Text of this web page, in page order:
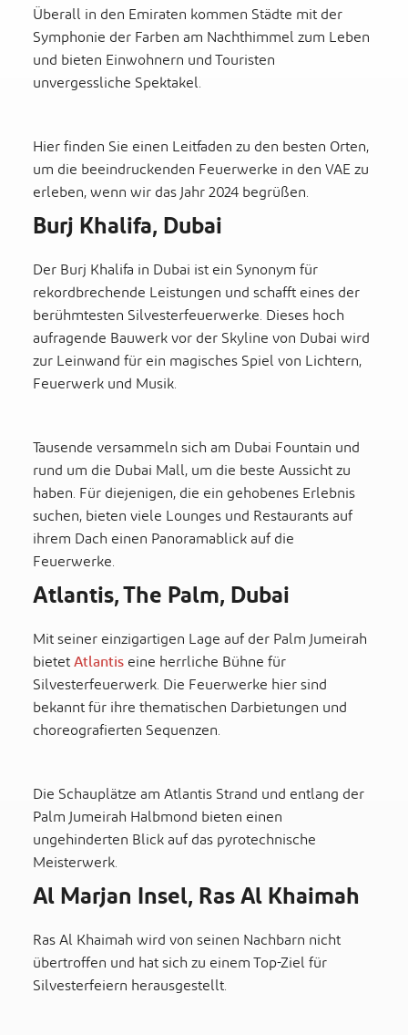
Überall in den Emiraten kommen Städte mit der
Symphonie der Farben am Nachthimmel zum Leben
und bieten Einwohnern und Touristen
unvergessliche Spektakel.
Hier finden Sie einen Leitfaden zu den besten Orten,
um die beeindruckenden Feuerwerke in den VAE zu
erleben, wenn wir das Jahr 2024 begrüßen.
Burj Khalifa, Dubai
Der Burj Khalifa in Dubai ist ein Synonym für
rekordbrechende Leistungen und schafft eines der
berühmtesten Silvesterfeuerwerke. Dieses hoch
aufragende Bauwerk vor der Skyline von Dubai wird
zur Leinwand für ein magisches Spiel von Lichtern,
Feuerwerk und Musik.
Tausende versammeln sich am Dubai Fountain und
rund um die Dubai Mall, um die beste Aussicht zu
haben. Für diejenigen, die ein gehobenes Erlebnis
suchen, bieten viele Lounges und Restaurants auf
ihrem Dach einen Panoramablick auf die
Feuerwerke.
Atlantis, The Palm, Dubai
Mit seiner einzigartigen Lage auf der Palm Jumeirah
bietetAtlantiseine herrliche Bühne für
Silvesterfeuerwerk. Die Feuerwerke hier sind
bekannt für ihre thematischen Darbietungen und
choreografierten Sequenzen.
Die Schauplätze am Atlantis Strand und entlang der
Palm Jumeirah Halbmond bieten einen
ungehinderten Blick auf das pyrotechnische
Meisterwerk.
Al Marjan Insel, Ras Al Khaimah
Ras Al Khaimah wird von seinen Nachbarn nicht
übertroffen und hat sich zu einem Top-Ziel für
Silvesterfeiern herausgestellt.